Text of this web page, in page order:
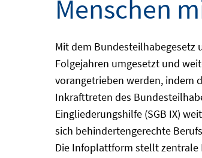
Menschen
Mit dem Bundesteilhabegesetz
Folgejahren umgesetzt und
vorangetrieben werden, indem
Inkrafttreten des
Eingliederungshilfe (SGB IX)
sich behindertengerechte
Die Infoplattform stellt zentrale